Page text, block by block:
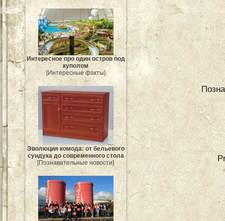
Интересное про один остров под
куполом
[Интересные факты]
Эволюция комода: от бельевого
сундука до современного стола
[Познавательные новости]